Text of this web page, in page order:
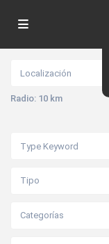
Radio: 10 km
Tipo
Categorías